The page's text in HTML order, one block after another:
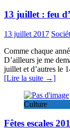
13 juillet : feu
13 juillet 2017
Comme chaque
D’ailleurs je me
juillet et d’autres le
[Lire la suite →]
Culture
Fêtes escales